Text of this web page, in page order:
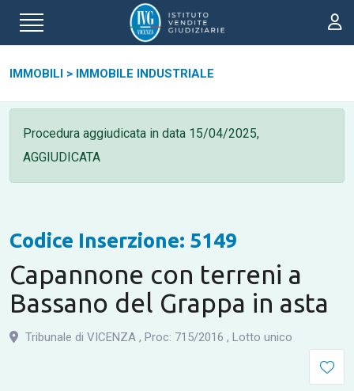
IMMOBILI > IMMOBILE INDUSTRIALE
Procedura aggiudicata in data 15/04/2025,
AGGIUDICATA
Codice Inserzione: 5149
Capannone con terreni a
Bassano del Grappa in asta
Tribunale di VICENZA , Proc: 715/2016 , Lotto unico